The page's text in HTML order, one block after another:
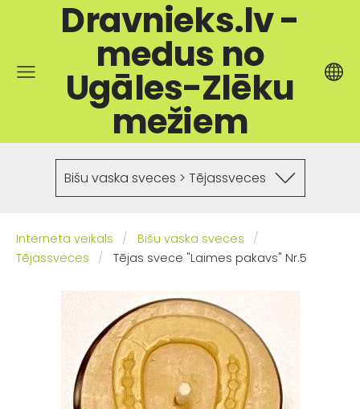
Dravnieks.lv -
medus no
Ugāles-Zlēku
mežiem
Bišu vaska sveces > Tējassveces
Interneta veikals
Bišu vaska sveces
Tējassveces
Tējas svece "Laimes pakavs" Nr.5